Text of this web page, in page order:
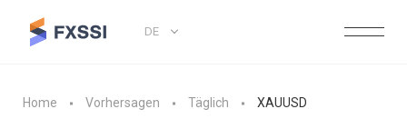
DE
Home Vorhersagen Täglich XAUUSD